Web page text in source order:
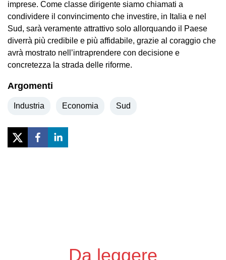
imprese. Come classe dirigente siamo chiamati a
condividere il convincimento che investire, in Italia e nel
Sud, sarà veramente attrattivo solo allorquando il Paese
diverrà più credibile e più affidabile, grazie al coraggio che
avrà mostrato nell’intraprendere con decisione e
concretezza la strada delle riforme.
Argomenti
Industria Economia Sud
Da leggere